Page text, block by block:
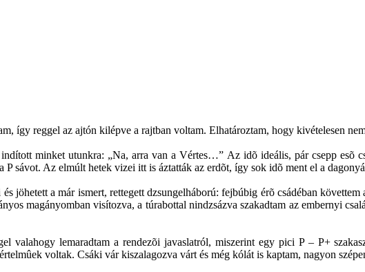
így reggel az ajtón kilépve a rajtban voltam. Elhatároztam, hogy kivételesen
minket utunkra: „Na, arra van a Vértes…” Az idõ ideális, pár csepp esõ
sávot. Az elmúlt hetek vizei itt is áztatták az erdõt, így sok idõ ment el a
jöhetett a már ismert, rettegett dzsungelháború: fejbúbig érõ csádéban
magányomban visítozva, a túrabottal nindzsázva szakadtam az embernyi
valahogy lemaradtam a rendezõi javaslatról, miszerint egy pici P – P+
voltak. Csáki vár kiszalagozva várt és még kólát is kaptam, nagyon